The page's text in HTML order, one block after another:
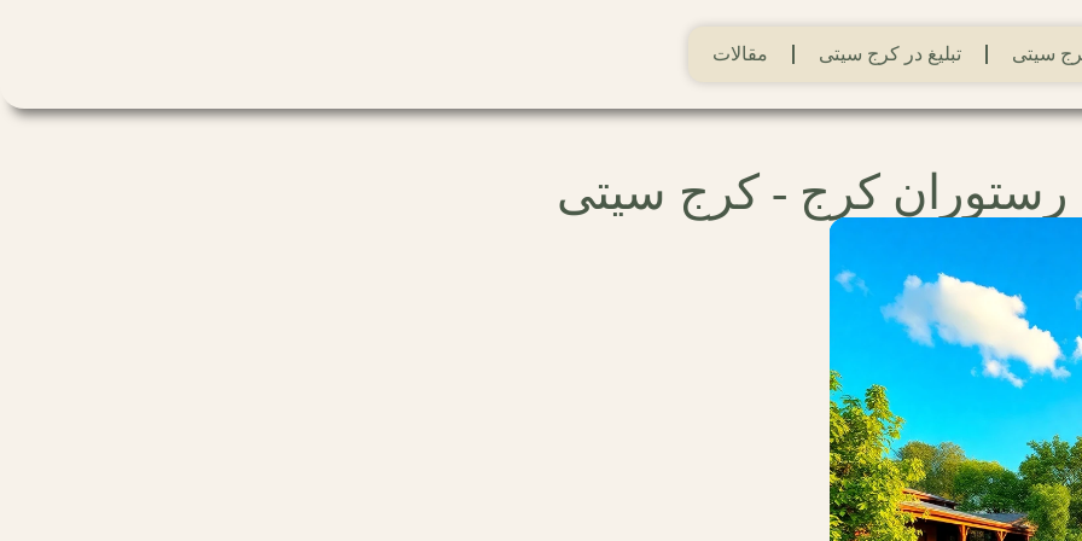
سیتی تبلیغ در کرج سیتی مقالات
رستوران کرج - کرج سیتی